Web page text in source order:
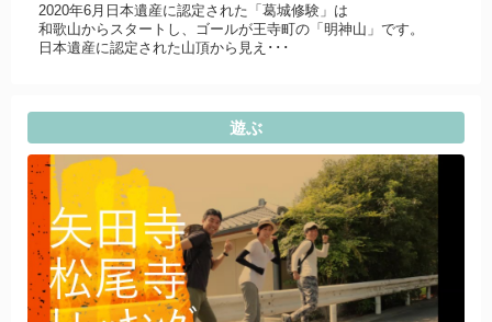
2020年6月日本遺産に認定された「葛城修験」は
和歌山からスタートし、ゴールが王寺町の「明神山」です。
日本遺産に認定された山頂から見え･･･
遊ぶ